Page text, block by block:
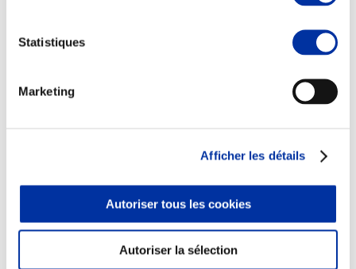
Statistiques
Marketing
Afficher les détails
Autoriser tous les cookies
Autoriser la sélection
Viande et climat